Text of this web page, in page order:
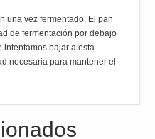
una vez fermentado. El pan
de fermentación por debajo
intentamos bajar a esta
necesaria para mantener el